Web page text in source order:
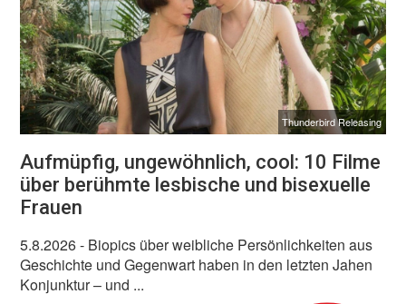
Thunderbird Releasing
Aufmüpfig, ungewöhnlich, cool: 10 Filme
über berühmte lesbische und bisexuelle
Frauen
5.8.2026- Biopics über weibliche Persönlichkeiten aus
Geschichte und Gegenwart haben in den letzten Jahen
Konjunktur – und ...